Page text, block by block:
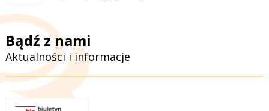
Bądź z nami
Aktualności i informacje